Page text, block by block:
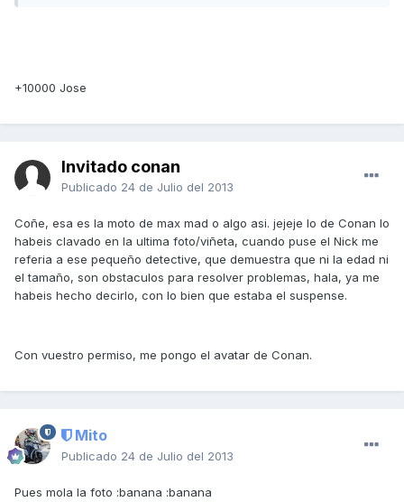
+10000 Jose
Invitado conan
Publicado 24 de Julio del 2013
Coñe, esa es la moto de max mad o algo asi. jejeje lo de Conan lo
habeis clavado en la ultima foto/viñeta, cuando puse el Nick me
referia a ese pequeño detective, que demuestra que ni la edad ni
el tamaño, son obstaculos para resolver problemas, hala, ya me
habeis hecho decirlo, con lo bien que estaba el suspense.
Con vuestro permiso, me pongo el avatar de Conan.
Mito
Publicado 24 de Julio del 2013
Pues mola la foto :banana :banana